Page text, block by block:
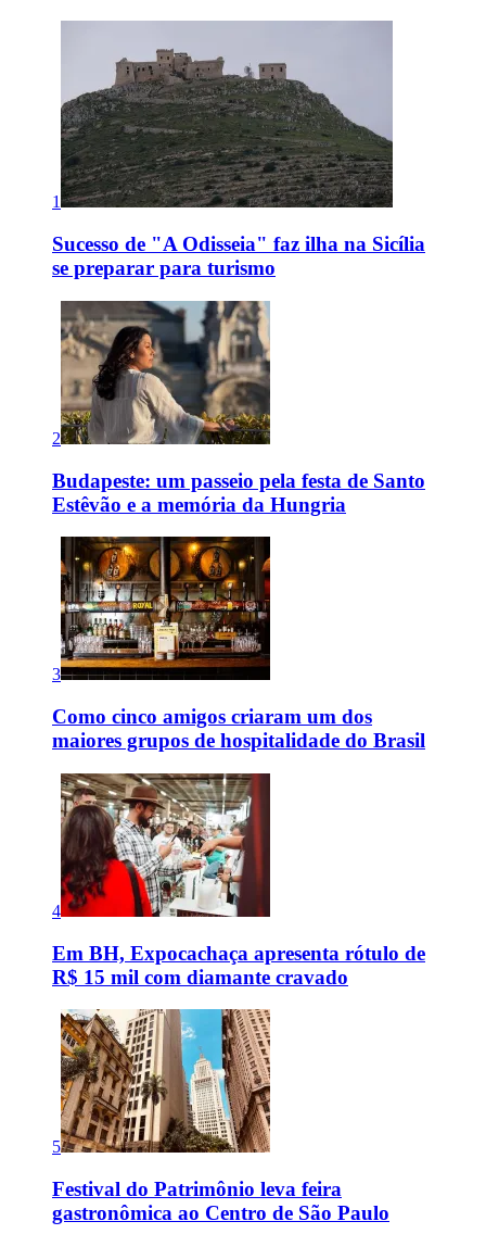
1
Sucesso de "A Odisseia" faz ilha na Sicília
se preparar para turismo
2
Budapeste: um passeio pela festa de Santo
Estêvão e a memória da Hungria
3
Como cinco amigos criaram um dos
maiores grupos de hospitalidade do Brasil
4
Em BH, Expocachaça apresenta rótulo de
R$ 15 mil com diamante cravado
5
Festival do Patrimônio leva feira
gastronômica ao Centro de São Paulo